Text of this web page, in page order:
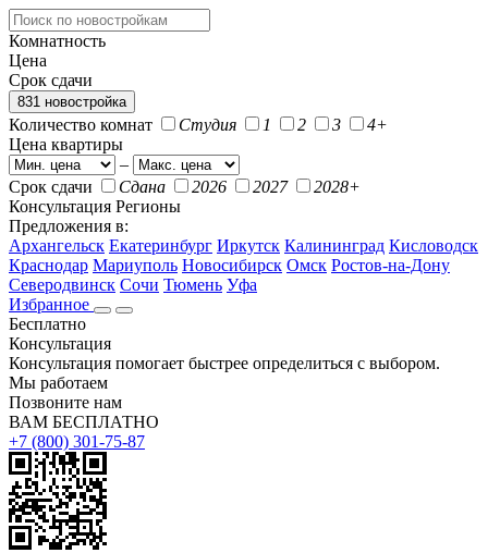
Комнатность
Цена
Срок сдачи
831 новостройка
Количество комнат Студия 1 2 3
4+
Цена квартиры
–
Срок сдачи
Сдана 2026 2027
2028+
Консультация Регионы
Предложения в:
Архангельск Екатеринбург Иркутск Калининград Кисловодск
Краснодар Мариуполь Новосибирск Омск Ростов-на-Дону
Северодвинск Сочи Тюмень Уфа
Избранное
Бесплатно
Консультация
Консультация помогает быстрее определиться с выбором.
Мы работаем
Позвоните нам
ВАМ БЕСПЛАТНО
+7 (800) 301-75-87